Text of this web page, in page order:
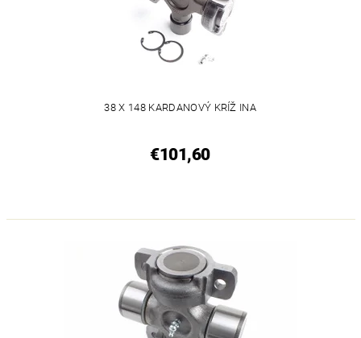
38 X 148 KARDANOVÝ KRÍŽ INA
€101,60